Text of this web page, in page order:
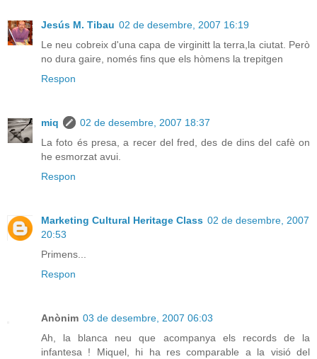
Jesús M. Tibau 02 de desembre, 2007 16:19
Le neu cobreix d'una capa de virginitt la terra,la ciutat. Però
no dura gaire, només fins que els hòmens la trepitgen
Respon
miq
02 de desembre, 2007 18:37
La foto és presa, a recer del fred, des de dins del cafè on
he esmorzat avui.
Respon
Marketing Cultural Heritage Class 02 de desembre, 2007
20:53
Primens...
Respon
Anònim 03 de desembre, 2007 06:03
Ah, la blanca neu que acompanya els records de la
infantesa ! Miquel, hi ha res comparable a la visió del